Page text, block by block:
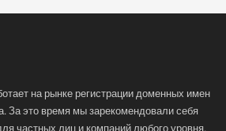
на рынке регистрации доменных имен
За это время мы зарекомендовали себя
частных лиц и компаний любого уровня.